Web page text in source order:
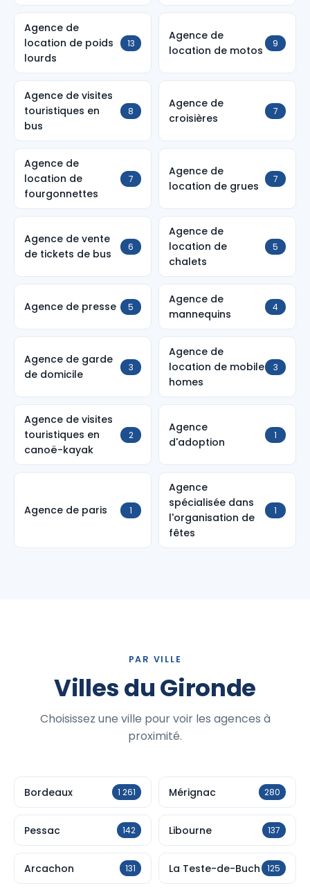
Agence de
location de poids
lourds
13
Agence de
location de motos
9
Agence de visites
touristiques en
bus
8
Agence de
croisières
7
Agence de
location de
fourgonnettes
7
Agence de
location de grues
7
Agence de vente
de tickets de bus
6
Agence de
location de
chalets
5
Agence de presse 5
Agence de
mannequins
4
Agence de garde
de domicile
3
Agence de
location de mobile
homes
3
Agence de visites
touristiques en
canoë-kayak
2
Agence
d'adoption
1
Agence de paris 1
Agence
spécialisée dans
l'organisation de
fêtes
1
PAR VILLE
Villes du Gironde
Choisissez une ville pour voir les agences à
proximité.
Bordeaux 1 261 Mérignac 280
Pessac 142 Libourne 137
Arcachon 131 La Teste-de-Buch 125